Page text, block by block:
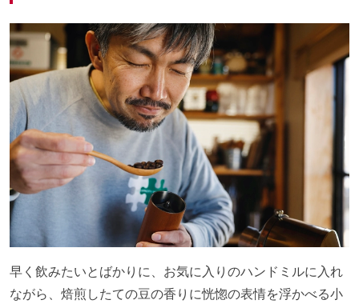
早く飲みたいとばかりに、お気に入りのハンドミルに入れ
ながら、焙煎したての豆の香りに恍惚の表情を浮かべる小